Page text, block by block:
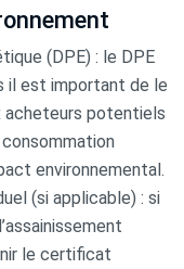
(DPE) : le DPE
il est important de le
acheteurs potentiels
environnemental.
(si applicable) : si
le certificat